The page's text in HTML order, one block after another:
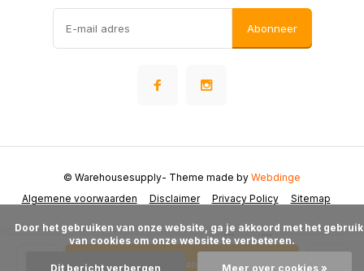
Toevoegen aan winkelwagen
Abonneer
Algemene voorwaarden Disclaimer Privacy Policy Sitemap
© Warehousesupply- Theme made by Webdinge
van cookies om onze website te verbeteren.
Dit bericht verbergen Meer over cookies »